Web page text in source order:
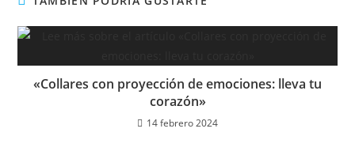
«Collares con proyección de emociones: lleva tu
corazón»
14 febrero 2024